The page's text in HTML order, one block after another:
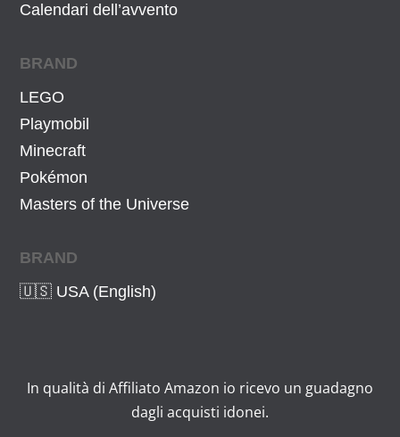
Calendari dell’avvento
BRAND
LEGO
Playmobil
Minecraft
Pokémon
Masters of the Universe
BRAND
🇺🇸 USA (English)
In qualità di Affiliato Amazon io ricevo un guadagno
dagli acquisti idonei.